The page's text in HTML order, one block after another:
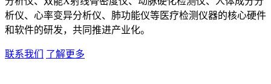
析仪、心率变异分析仪、肺功能仪等医疗检测仪器的核心硬件
和软件的研发，共同推进产业化。
联系我们 了解更多